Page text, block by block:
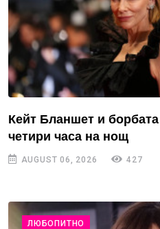
Кейт Бланшет и
четири часа на нощ
AUGUST 06, 2026 427
ЛЮБОПИТНО